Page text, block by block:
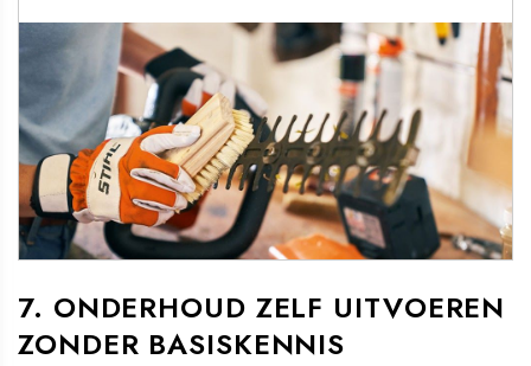
7. ONDERHOUD ZELF UITVOEREN
ZONDER BASISKENNIS